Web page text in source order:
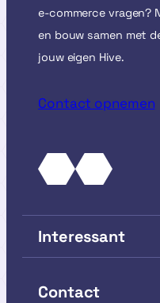
e-commerce vragen?
en bouw samen met
jouw eigen Hive.
Contact opnemen
Interessant
Contact